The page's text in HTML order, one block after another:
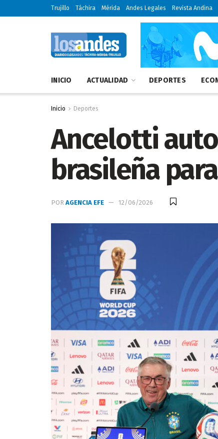
Trujillo Táchira Mérida Andes Legales Revista Andina
INICIO ACTUALIDAD DEPORTES
Inicio Deportes
Ancelotti
brasileña
POR AGENCIA EFE 12/06/2026